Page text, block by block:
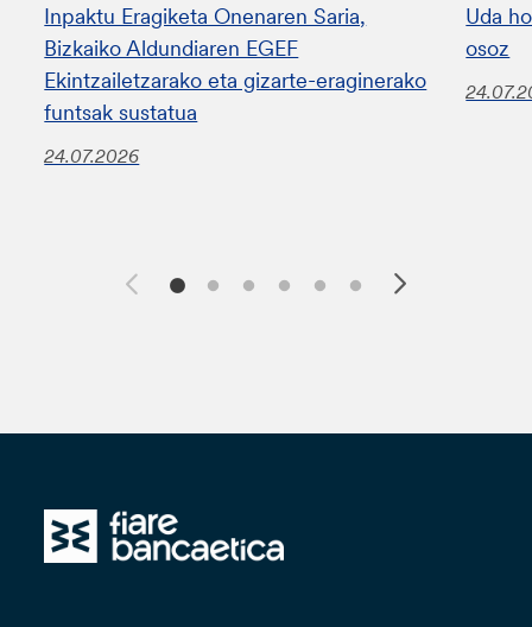
Inpaktu Eragiketa Onenaren Saria,
Bizkaiko Aldundiaren EGEF
Ekintzailetzarako eta gizarte-eraginerako
funtsak sustatua
24.07.2026
Uda
osoz